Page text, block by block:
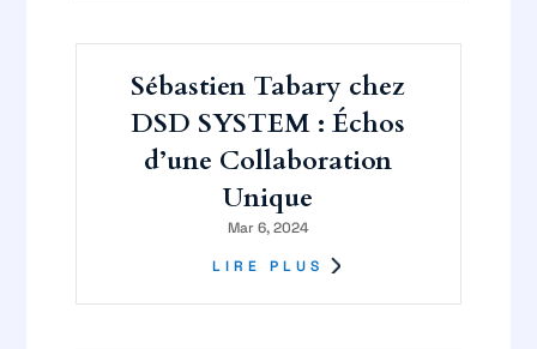
Sébastien Tabary chez
DSD SYSTEM : Échos
d’une Collaboration
Unique
Mar 6, 2024
LIRE PLUS